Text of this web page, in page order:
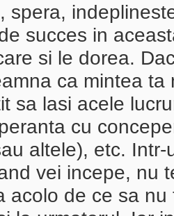
spera,
succes in
si le dorea.
ca mintea
sa lasi acele
cu
altele), etc.
vei incepe, nu
acolo de ce sa